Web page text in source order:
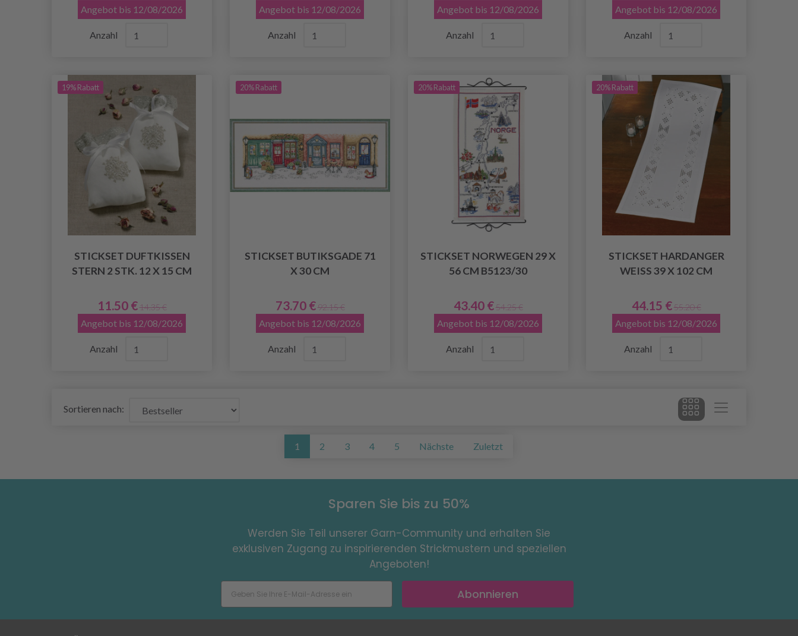
Angebot bis 12/08/2026
Anzahl
Angebot bis 12/08/2026
Anzahl
Angebot bis 12/08/2026
Anzahl
Angebot bis 12/08/2026
Anzahl
19% Rabatt
STICKSET DUFTKISSEN
STERN 2 STK. 12 X 15 CM
11.50 € 14.35 €
Angebot bis 12/08/2026
Anzahl
20% Rabatt
STICKSET BUTIKSGADE 71
X 30 CM
73.70 € 92.15 €
Angebot bis 12/08/2026
Anzahl
20% Rabatt
STICKSET NORWEGEN 29 X
56 CM B5123/30
43.40 € 54.25 €
Angebot bis 12/08/2026
Anzahl
20% Rabatt
STICKSET HARDANGER
WEISS 39 X 102 CM
44.15 € 55.20 €
Angebot bis 12/08/2026
Anzahl
Sortieren nach:
1 2 3 4 5 Nächste Zuletzt
Sparen Sie bis zu 50%
Werden Sie Teil unserer Garn-Community und erhalten Sie
exklusiven Zugang zu inspirierenden Strickmustern und speziellen
Angeboten!
Abonnieren